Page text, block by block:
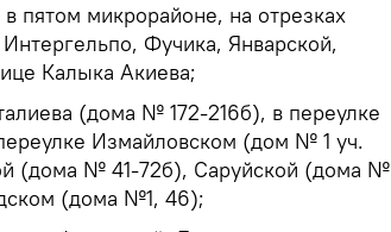
пятом микрорайоне, на отрезках
Фучика, Январской,
Калыка Акиева;
(дома № 172-216б), в переулке
Измайловском (дом № 1 уч.
(дома № 41-72б), Саруйской (дома №
(дома №1, 46);